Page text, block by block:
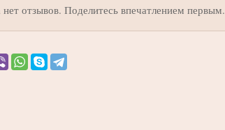
нет отзывов. Поделитесь впечатлением первым.